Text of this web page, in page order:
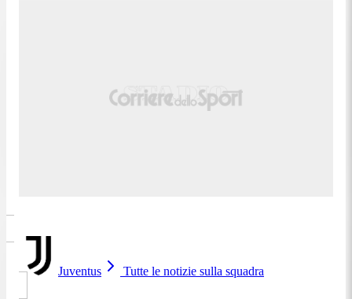
Juventus Tutte le notizie sulla squadra